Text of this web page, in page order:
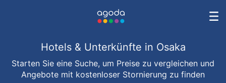
Hotels & Unterkünfte in Osaka
Starten Sie eine Suche, um Preise zu vergleichen und
Angebote mit kostenloser Stornierung zu finden